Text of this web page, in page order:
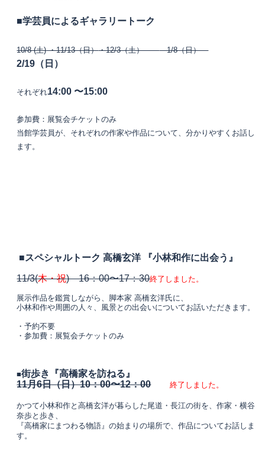
■学芸員によるギャラリートーク
10/8 (土)・11/13（日）・12/3（土）1/8（日）
2/19（日）
それぞれ14:00 〜15:00
参加費：展覧会チケットのみ
当館学芸員が、それぞれの作家や作品について、分かりやすくお話し
ます。
■スペシャルトーク 高橋玄洋 『小林和作に出会う』
11/3(木・祝) 16：00〜17：30終了しました。
展示作品を鑑賞しながら、脚本家 高橋玄洋氏に、
小林和作や周囲の人々、風景との出会いについてお話いただきます。
・予約不要
・参加費：展覧会チケットのみ
■街歩き『高橋家を訪ねる』
11月6日（日）10：00〜12：00 終了しました。
かつて小林和作と高橋玄洋が暮らした尾道・長江の街を、作家・横谷
奈歩と歩き、
『高橋家にまつわる物語』の始まりの場所で、作品についてお話しま
す。